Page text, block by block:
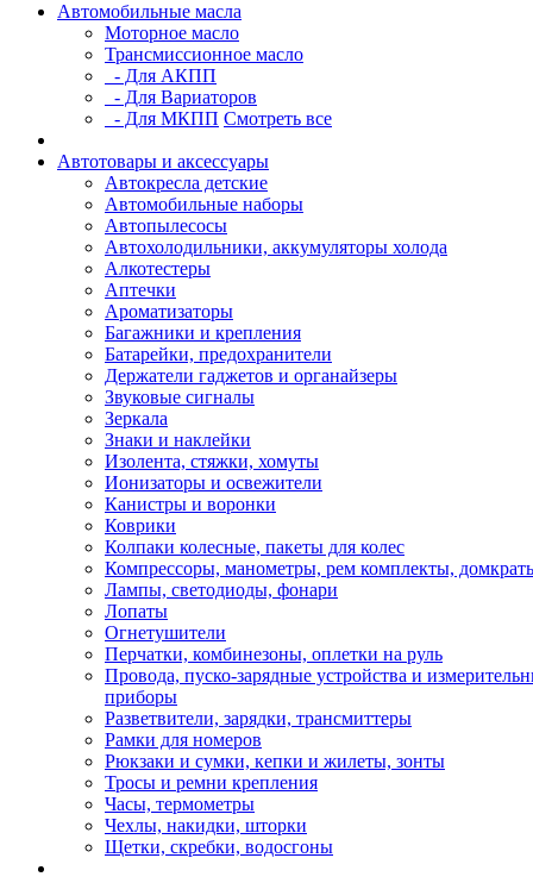
Автомобильные масла
Моторное масло
Трансмиссионное масло
- Для АКПП
- Для Вариаторов
- Для МКПП Смотреть все
Автотовары и аксессуары
Автокресла детские
Автомобильные наборы
Автопылесосы
Автохолодильники, аккумуляторы холода
Алкотестеры
Аптечки
Ароматизаторы
Багажники и крепления
Батарейки, предохранители
Держатели гаджетов и органайзеры
Звуковые сигналы
Зеркала
Знаки и наклейки
Изолента, стяжки, хомуты
Ионизаторы и освежители
Канистры и воронки
Коврики
Колпаки колесные, пакеты для колес
Компрессоры, манометры, рем комплекты,
Лампы, светодиоды, фонари
Лопаты
Огнетушители
Перчатки, комбинезоны, оплетки на руль
Провода, пуско-зарядные устройства и
приборы
Разветвители, зарядки, трансмиттеры
Рамки для номеров
Рюкзаки и сумки, кепки и жилеты, зонты
Тросы и ремни крепления
Часы, термометры
Чехлы, накидки, шторки
Щетки, скребки, водосгоны